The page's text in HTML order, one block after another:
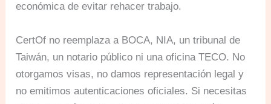
económica de evitar rehacer trabajo.
CertOf no reemplaza a BOCA, NIA, un tribunal de
Taiwán, un notario público ni una oficina TECO. No
otorgamos visas, no damos representación legal y
no emitimos autenticaciones oficiales. Si necesitas